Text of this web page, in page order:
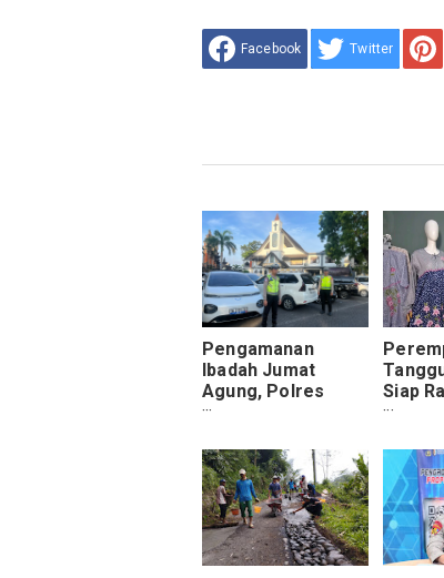
Facebook Twitter
Pengamanan
Ibadah Jumat
Agung, Polres
Bandara Ngurah
Situasi Tetap
Kondusif
Siap
Persit